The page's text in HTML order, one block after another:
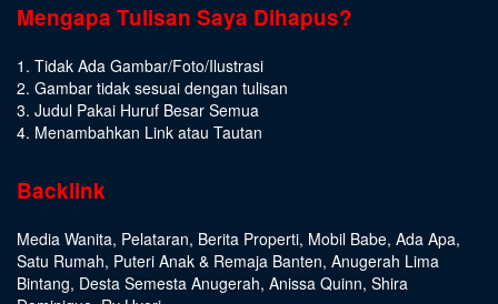
Mengapa Tulisan Saya Dihapus?
1. Tidak Ada Gambar/Foto/Ilustrasi
2. Gambar tidak sesuai dengan tulisan
3. Judul Pakai Huruf Besar Semua
4. Menambahkan Link atau Tautan
Backlink
Media Wanita, Pelataran, Berita Properti, Mobil Babe, Ada Apa,
Satu Rumah, Puteri Anak & Remaja Banten, Anugerah Lima
Bintang, Desta Semesta Anugerah, Anissa Quinn, Shira